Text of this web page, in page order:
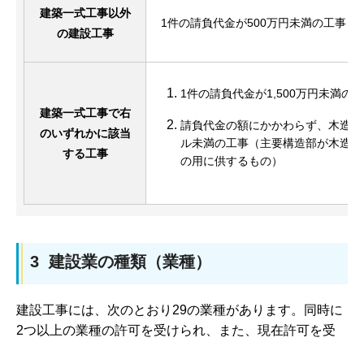
建築一式工事以外
の建設工事
1件の請負代金が500万円未満の工事（
建築一式工事で右
のいずれかに該当
する工事
1件の請負代金が1,500万円未満の
請負代金の額にかかわらず、木造
ル未満の工事（主要構造部が木造
の用に供するもの）
3 建設業の種類（業種）
建設工事には、次のとおり29の業種があります。同時に
2つ以上の業種の許可を受けられ、また、現在許可を受